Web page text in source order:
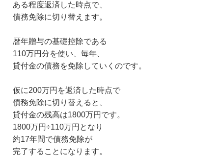
ある程度返済した時点で、
債務免除に切り替えます。
暦年贈与の基礎控除である
110万円分を使い、毎年、
貸付金の債務を免除していくのです。
仮に200万円を返済した時点で
債務免除に切り替えると、
貸付金の残高は1800万円です。
1800万円÷110万円となり
約17年間で債務免除が
完了することになります。